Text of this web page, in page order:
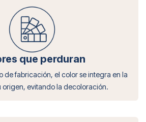
que perduran
de fabricación, el color se integra en la
origen, evitando la decoloración.